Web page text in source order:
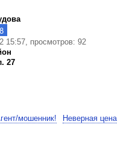
15:57, просмотров: 92
27
мошенник! Неверная цена